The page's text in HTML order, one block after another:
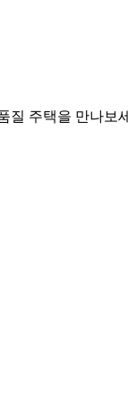
질 주택을 만나보